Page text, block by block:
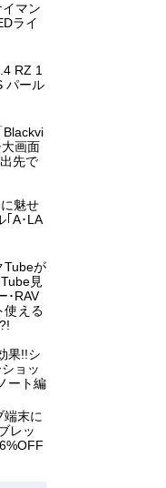
マン
ライ
RZ 1
パール
Blackvi
画面
先で
魅せ
｢A･LA
Tubeが
見
･RAV
使える
果!!シ
ョッ
ート編
端末に
レッ